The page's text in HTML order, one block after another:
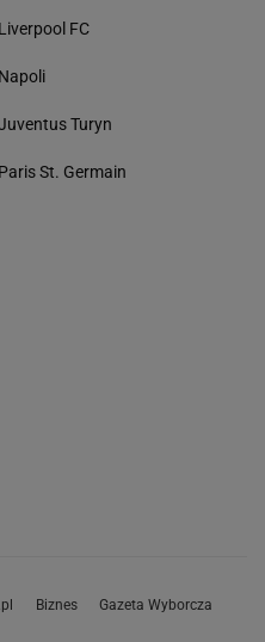
Liverpool FC
Napoli
Turyn
Paris St. Germain
Biznes Gazeta Wyborcza